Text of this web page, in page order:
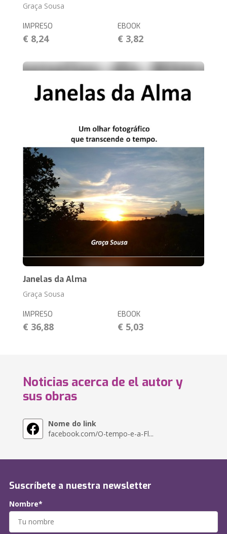
Graça Sousa
IMPRESO
€ 8,24
EBOOK
€ 3,82
Janelas da Alma
Graça Sousa
IMPRESO
€ 36,88
EBOOK
€ 5,03
Noticias acerca de el autor y
sus obras
Nome do link
facebook.com/O-tempo-e-a-Fl...
Suscríbete a nuestra newsletter
Nombre*